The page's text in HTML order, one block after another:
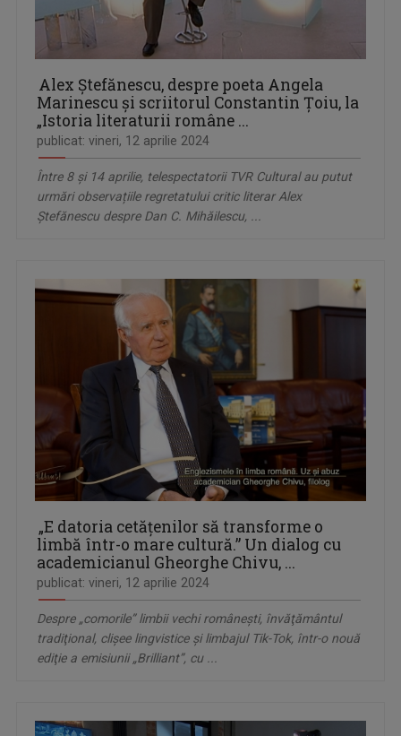
Alex Ștefănescu, despre poeta Angela
Marinescu și scriitorul Constantin Țoiu, la
„Istoria literaturii române ...
publicat: vineri, 12 aprilie 2024
Între 8 și 14 aprilie, telespectatorii TVR Cultural au putut
urmări observațiile regretatului critic literar Alex
Ștefănescu despre Dan C. Mihăilescu, ...
„E datoria cetățenilor să transforme o
limbă într-o mare cultură.” Un dialog cu
academicianul Gheorghe Chivu, ...
publicat: vineri, 12 aprilie 2024
Despre „comorile” limbii vechi românești, învăţământul
tradiţional, clişee lingvistice şi limbajul Tik-Tok, într-o nouă
ediţie a emisiunii „Brilliant”, cu ...